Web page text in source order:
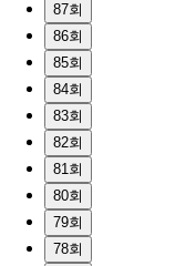
87회
86회
85회
84회
83회
82회
81회
80회
79회
78회